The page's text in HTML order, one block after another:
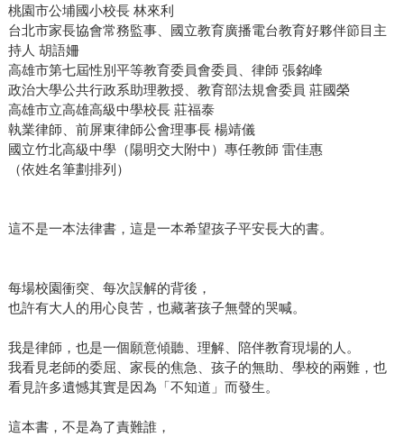
桃園市公埔國小校長 林來利
台北市家長協會常務監事、國立教育廣播電台教育好夥伴節目主
持人 胡語姍
高雄市第七屆性別平等教育委員會委員、律師 張銘峰
政治大學公共行政系助理教授、教育部法規會委員 莊國榮
高雄市立高雄高級中學校長 莊福泰
執業律師、前屏東律師公會理事長 楊靖儀
國立竹北高級中學（陽明交大附中）專任教師 雷佳惠
（依姓名筆劃排列）
這不是一本法律書，這是一本希望孩子平安長大的書。
每場校園衝突、每次誤解的背後，
也許有大人的用心良苦，也藏著孩子無聲的哭喊。
我是律師，也是一個願意傾聽、理解、陪伴教育現場的人。
我看見老師的委屈、家長的焦急、孩子的無助、學校的兩難，也
看見許多遺憾其實是因為「不知道」而發生。
這本書，不是為了責難誰，